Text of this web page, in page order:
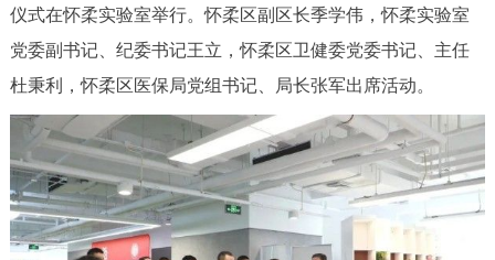
仪式在怀柔实验室举行。怀柔区副区长季学伟，怀柔实验室
党委副书记、纪委书记王立，怀柔区卫健委党委书记、主任
杜秉利，怀柔区医保局党组书记、局长张军出席活动。